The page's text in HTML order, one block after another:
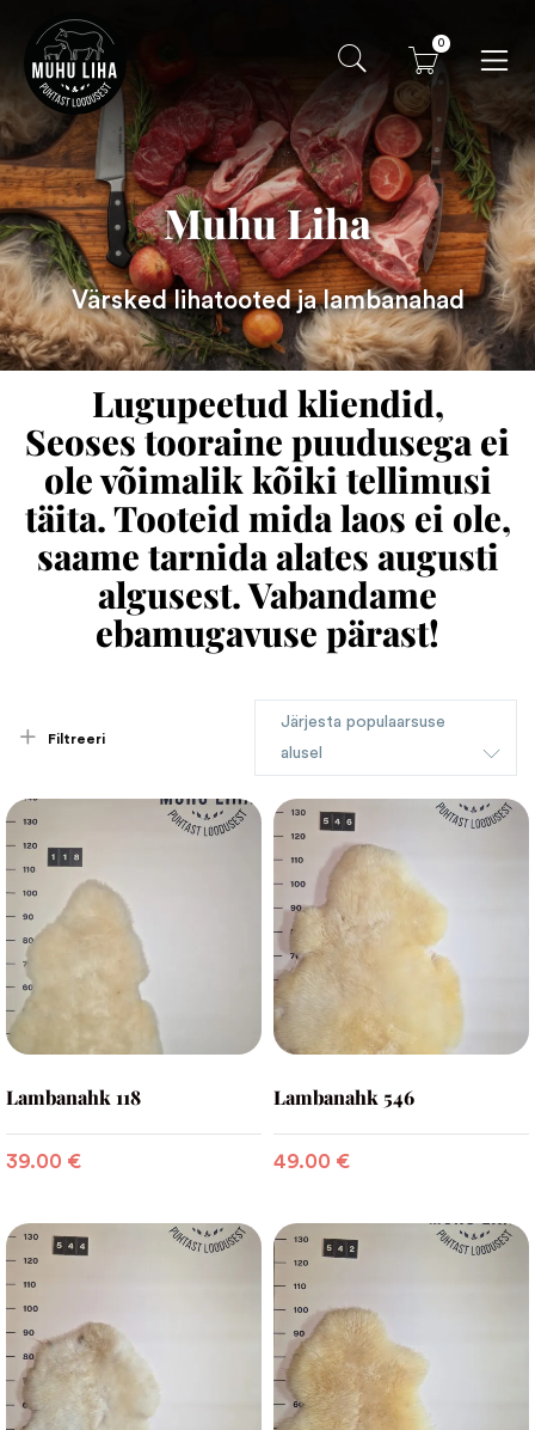
0
Muhu Liha
Värsked lihatooted ja lambanahad
Lugupeetud kliendid,
Seoses tooraine puudusega ei
ole võimalik kõiki tellimusi
täita. Tooteid mida laos ei ole,
saame tarnida alates augusti
algusest. Vabandame
ebamugavuse pärast!
Filtreeri
Järjesta populaarsuse
alusel
Lambanahk 118
39.00 €
Lambanahk 546
49.00 €